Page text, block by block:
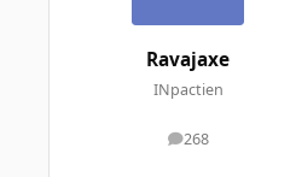
Ravajaxe
INpactien
268
messages